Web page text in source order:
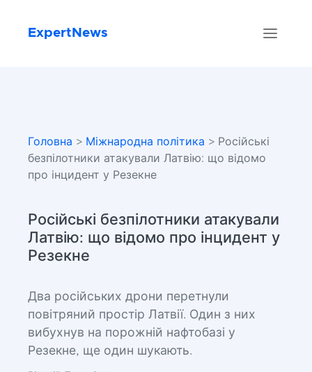
ExpertNews
Головна > Міжнародна політика > Російські
безпілотники атакували Латвію: що відомо
про інцидент у Резекне
Російські безпілотники атакували
Латвію: що відомо про інцидент у
Резекне
Два російських дрони перетнули
повітряний простір Латвії. Один з них
вибухнув на порожній нафтобазі у
Резекне, ще один шукають.